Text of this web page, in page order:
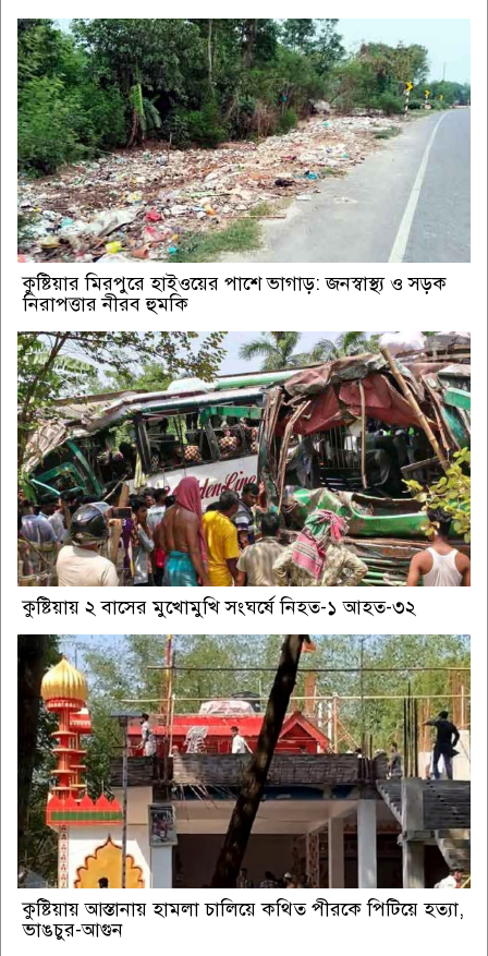
কুষ্টিয়ার মিরপুরে হাইওয়ের পাশে ভাগাড়: জনস্বাস্থ্য ও সড়ক
নিরাপত্তার নীরব হুমকি
কুষ্টিয়ায় ২ বাসের মুখোমুখি সংঘর্ষে নিহত-১ আহত-৩২
কুষ্টিয়ায় আস্তানায় হামলা চালিয়ে কথিত পীরকে পিটিয়ে হত্যা,
ভাঙচুর-আগুন